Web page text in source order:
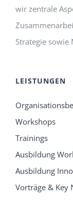
wir zentrale
Strategie sowie
LEISTUNGEN
Workshops
Trainings
Ausbildung
Ausbildung
Vorträge & Key